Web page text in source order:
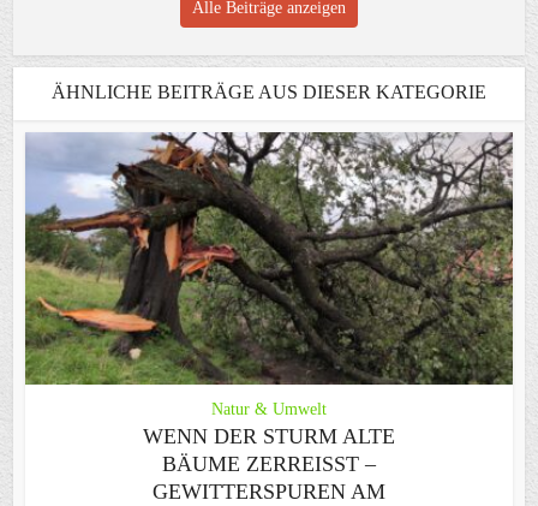
Alle Beiträge anzeigen
ÄHNLICHE BEITRÄGE AUS DIESER KATEGORIE
Natur & Umwelt
WENN DER STURM ALTE
BÄUME ZERREISST – G
EWITTERSPUREN AM S